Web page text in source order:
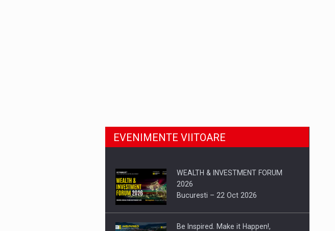
EVENIMENTE VIITOARE
WEALTH & INVESTMENT FORUM
2026
Bucuresti – 22 Oct 2026
Be Inspired. Make it Happen!,